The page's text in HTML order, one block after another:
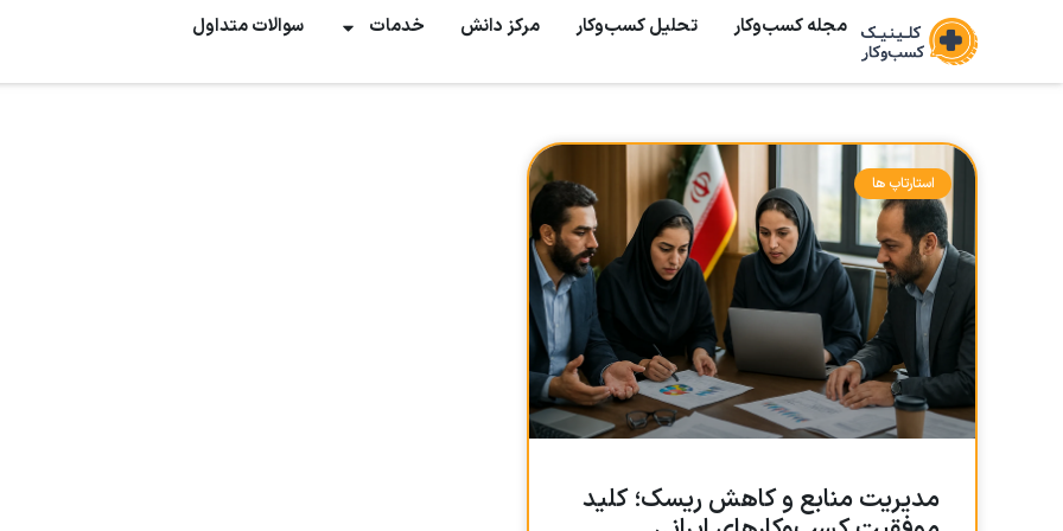
مجله کسب‌وکار تحلیل کسب‌و‌کار مرکز دانش خدمات سوالات متداول
استارتاپ ها
مدیریت منابع و کاهش ریسک؛ کلید